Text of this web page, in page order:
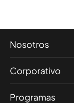
Nosotros
Corporativo
Programas